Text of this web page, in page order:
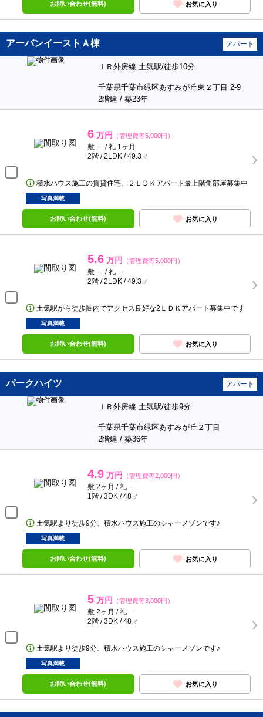
お問い合わせ(無料) お気に入り
アーバンイーストＡ棟 アパート
ＪＲ外房線 土気駅/徒歩10分
千葉県千葉市緑区あすみが丘東２丁目 2-9
2階建 / 築23年
6 万円 （管理費等5,000円）
敷 － / 礼 1ヶ月
2階 / 2LDK / 49.3㎡
積水ハウス施工の賃貸住宅、２ＬＤＫアパート最上階角部屋募集中
写真満載
お問い合わせ(無料) お気に入り
5.6 万円 （管理費等5,000円）
敷 － / 礼 －
2階 / 2LDK / 49.3㎡
土気駅から徒歩圏内でアクセス良好な2ＬＤＫアパート募集中です
写真満載
お問い合わせ(無料) お気に入り
パークハイツ アパート
ＪＲ外房線 土気駅/徒歩9分
千葉県千葉市緑区あすみが丘２丁目
2階建 / 築36年
4.9 万円 （管理費等2,000円）
敷 2ヶ月 / 礼 －
1階 / 3DK / 48㎡
土気駅より徒歩9分、積水ハウス施工のシャーメゾンです♪
写真満載
お問い合わせ(無料) お気に入り
5 万円 （管理費等3,000円）
敷 2ヶ月 / 礼 －
2階 / 3DK / 48㎡
土気駅より徒歩9分、積水ハウス施工のシャーメゾンです♪
写真満載
お問い合わせ(無料) お気に入り